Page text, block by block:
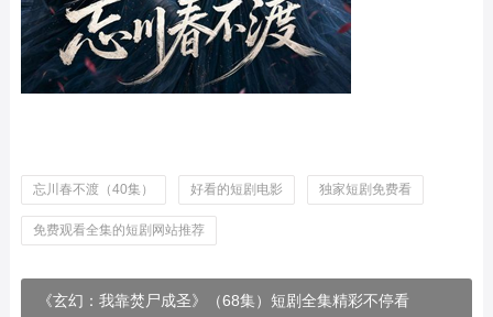
忘川春不渡（40集） 好看的短剧电影 独家短剧免费看
免费观看全集的短剧网站推荐
《玄幻：我靠焚尸成圣》（68集）短剧全集精彩不停看